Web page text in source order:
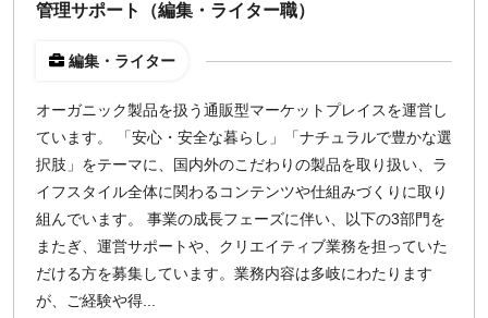
管理サポート（編集・ライター職）
編集・ライター
オーガニック製品を扱う通販型マーケットプレイスを運営し
ています。 「安心・安全な暮らし」「ナチュラルで豊かな選
択肢」をテーマに、国内外のこだわりの製品を取り扱い、ラ
イフスタイル全体に関わるコンテンツや仕組みづくりに取り
組んでいます。 事業の成長フェーズに伴い、以下の3部門を
またぎ、運営サポートや、クリエイティブ業務を担っていた
だける方を募集しています。業務内容は多岐にわたります
が、ご経験や得...